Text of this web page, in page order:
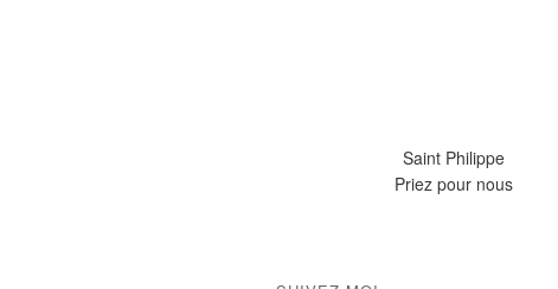
Saint Philippe
Priez pour nous